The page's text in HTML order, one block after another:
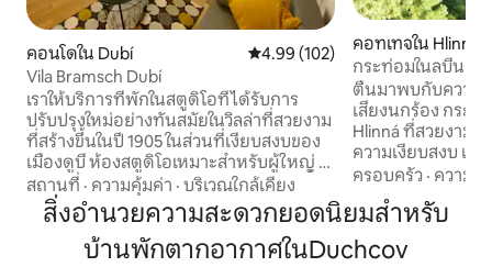
คอนโดใน Dubí คะแนนเฉลี่ย 4.99 จาก 5, 102 รีวิว
4.99 (102)
Vila Bramsch Dubí
เราให้บริการที่พักในสตูดิโอที่ได้รับการ
ปรับปรุงใหม่อย่างทันสมัยในวิลล่าที่สวยงาม
ที่สร้างขึ้นในปี 1905 ในส่วนที่เงียบสงบของ
เมืองดูบี ห้องสตูดิโอเหมาะสำหรับผู้ใหญ่ 3
คนหรือผู้ใหญ่ 2 คนและเด็ก 2 คน ราคานี้
สำหรับสตูดิโอทั้งหมด (สูงสุด 4 คน) วิลล่า
แห่งนี้ตั้งอยู่ในสวนขนาดใหญ่ที่คุณสามารถ
นั่งและเพลิดเพลินกับกาแฟได้ ในบริเวณใกล้
เคียงมีสปาสภาพอากาศและสภาพแวดล้อม
สถานที่ · ความคุ้มค่า · บริเวณใกล้เคียง
คอทเทจใน Hlinná
กระท่อมในลบีน
ตื่นมาพบกับความเ
เสียงนกร้อง กระ
Hlinná ที่สวยงาม
ความเงียบสงบ แ
ธรรมชาติของเทือกเข
พื้นที่ล้อมรั้วทั้งหม
ลำธารสำหรับคุณโ
เหมาะสำหรับผู้เข้
ช้า ๆ พักผ่อนจากเ
ครอบครัว · ความคุ้
สิ่งอำนวยความสะดวกยอดนิยมสำหรับ
บ้านพักตากอากาศในDuchcov